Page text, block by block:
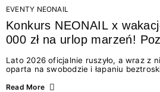
EVENTY NEONAIL
Konkurs NEONAIL x
000 zł na urlop marzeń!
Lato 2026 oficjalnie ruszyło, a wraz z
oparta na swobodzie i łapaniu
doświadczenia wakacji – od
Read More